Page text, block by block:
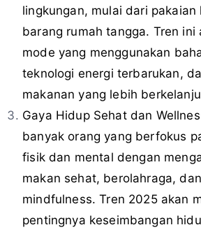
lingkungan, mulai dari
barang rumah tangga. Tren ini
mode yang menggunakan
teknologi energi terbarukan,
makanan yang lebih
Gaya Hidup Sehat dan
banyak orang yang berfokus
fisik dan mental dengan
makan sehat, berolahraga,
mindfulness. Tren 2025 akan
pentingnya keseimbangan